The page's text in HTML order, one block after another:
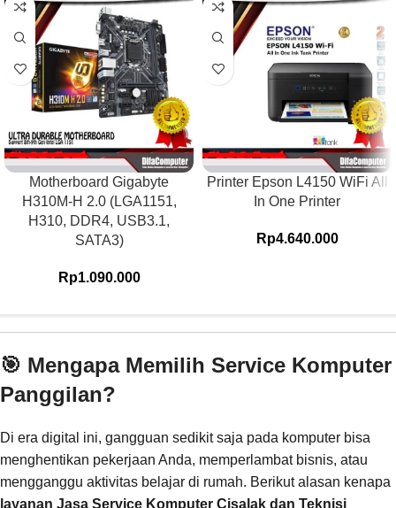
Motherboard Gigabyte
H310M-H 2.0 (LGA1151,
H310, DDR4, USB3.1,
SATA3)
Rp1.090.000
Printer Epson L4150 WiFi All
In One Printer
Rp4.640.000
🎯 Mengapa Memilih Service Komputer
Panggilan?
Di era digital ini, gangguan sedikit saja pada komputer bisa
menghentikan pekerjaan Anda, memperlambat bisnis, atau
mengganggu aktivitas belajar di rumah. Berikut alasan kenapa
layanan Jasa Service Komputer Cisalak dan Teknisi